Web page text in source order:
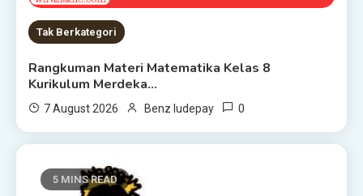
Tak Berkategori
Rangkuman Materi Matematika Kelas 8
Kurikulum Merdeka…
7 August 2026 Benz ludepay 0
5 MINS READ